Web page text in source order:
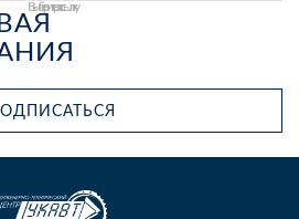
Выберите рассылку